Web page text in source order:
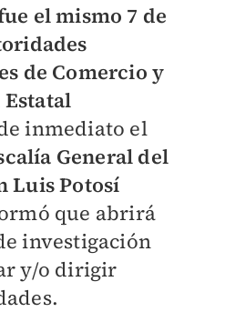
el mismo 7 de
de Comercio y
inmediato el
General del
Luis Potosí
que abrirá
investigación
y/o dirigir